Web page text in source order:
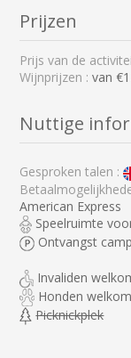
Prijzen
Prijs van de
Wijnprijzen :van
Nuttige
Gesproken talen :
American Express
Speelruimte
Ontvangst
Invaliden
Honden welkom
Picknickplek